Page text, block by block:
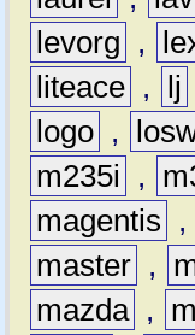
levorg
,
liteace , lj
logo ,
m235i
,
magentis
,
master ,
mazda ,